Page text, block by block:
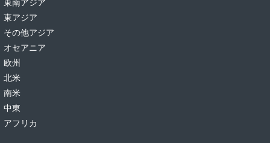
東アジア
その他アジア
オセアニア
欧州
北米
南米
中東
アフリカ